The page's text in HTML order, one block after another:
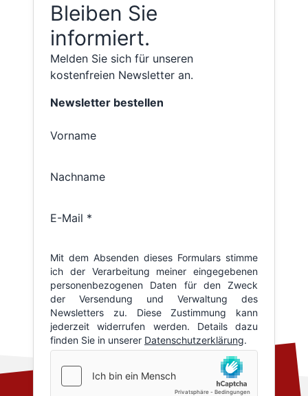
Bleiben Sie
informiert.
Melden Sie sich für unseren
kostenfreien Newsletter an.